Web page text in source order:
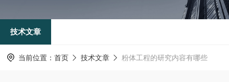
技术文章
当前位置： 首页 技术文章 粉体工程的研究内容有哪些